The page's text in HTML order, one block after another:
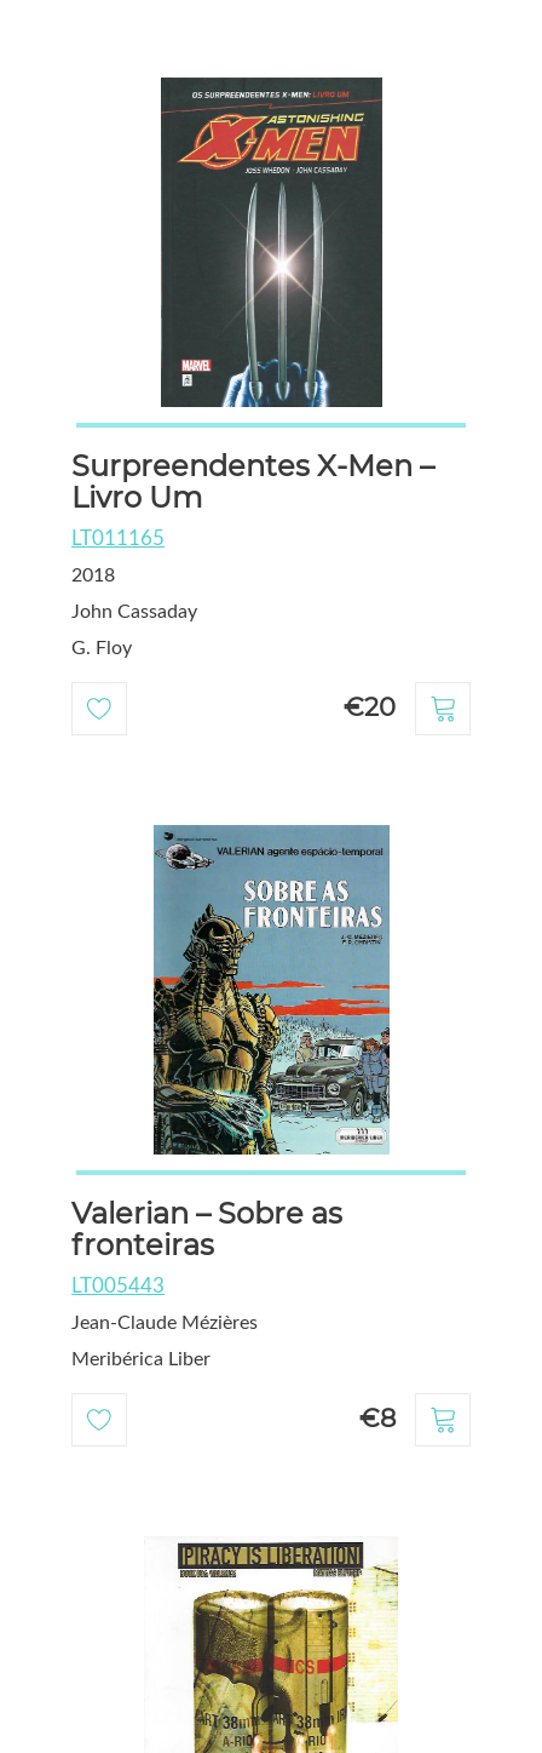
Surpreendentes X-Men –
Livro Um
LT011165
2018
John Cassaday
G. Floy
€20
Valerian – Sobre as
fronteiras
LT005443
Jean-Claude Mézières
Meribérica Liber
€8